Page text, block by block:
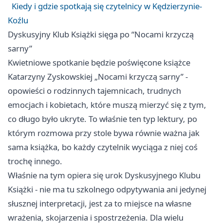
Kiedy i gdzie spotkają się czytelnicy w Kędzierzynie-
Koźlu
Dyskusyjny Klub Książki sięga po “Nocami krzyczą
sarny”
Kwietniowe spotkanie będzie poświęcone książce
Katarzyny Zyskowskiej „Nocami krzyczą sarny” -
opowieści o rodzinnych tajemnicach, trudnych
emocjach i kobietach, które muszą mierzyć się z tym,
co długo było ukryte. To właśnie ten typ lektury, po
którym rozmowa przy stole bywa równie ważna jak
sama książka, bo każdy czytelnik wyciąga z niej coś
trochę innego.
Właśnie na tym opiera się urok Dyskusyjnego Klubu
Książki - nie ma tu szkolnego odpytywania ani jedynej
słusznej interpretacji, jest za to miejsce na własne
wrażenia, skojarzenia i spostrzeżenia. Dla wielu